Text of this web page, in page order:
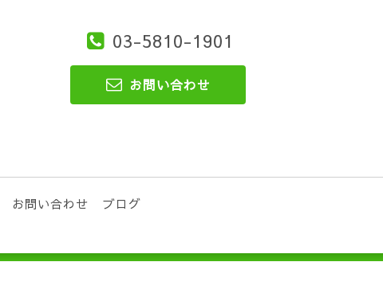
03-5810-1901
お問い合わせ
お問い合わせ
ブログ